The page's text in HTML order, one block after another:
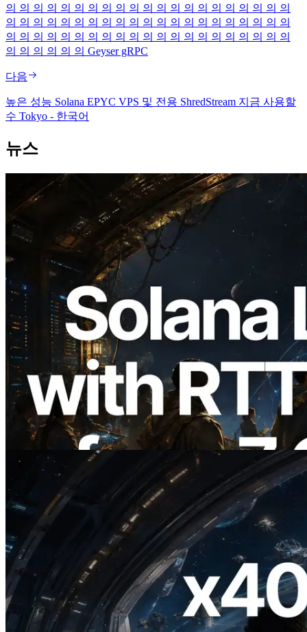
의 의 의 의 의 의 의 의 의 의 의 의 의 의 의 의 의 의 의 의 의
의 의 의 의 의 의 의 의 의 의 의 의 의 의 의 의 의 의 의 의 의
의 의 의 의 의 의 의 의 의 의 의 의 의 의 의 의 의 의 의 의 의
의 의 의 의 의 의 Geyser gRPC
다음
높은 성능 Solana EPYC VPS 및 전용 ShredStream 지금 사용할
수 Tokyo - 한국어
뉴스
2026.08.05
ERPC, Solana Leader Slot API를 전 세계
7개 리전 ping 측정으로 확장 —
Validators Information API도 공개
이 글 읽기
2026.07.04